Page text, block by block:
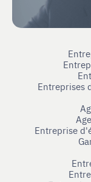
Entreprises
Entreprise